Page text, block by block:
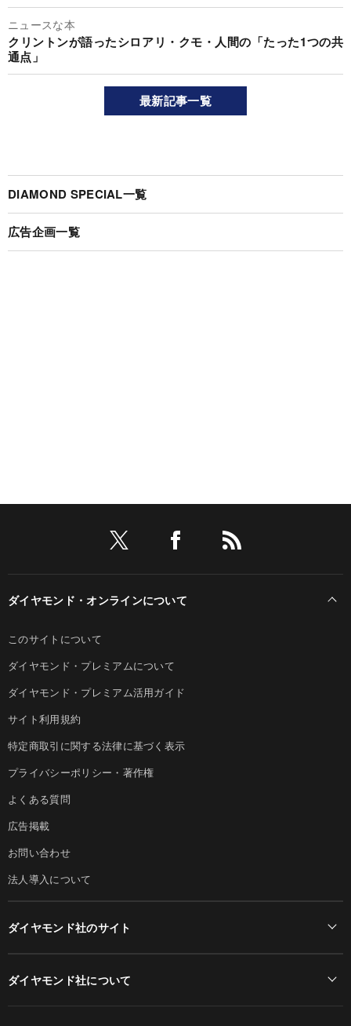
ニュースな本
クリントンが語ったシロアリ・クモ・人間の「たった1つの共
通点」
最新記事一覧
DIAMOND SPECIAL一覧
広告企画一覧
ダイヤモンド・オンラインについて
このサイトについて
ダイヤモンド・プレミアムについて
ダイヤモンド・プレミアム活用ガイド
サイト利用規約
特定商取引に関する法律に基づく表示
プライバシーポリシー・著作権
よくある質問
広告掲載
お問い合わせ
法人導入について
ダイヤモンド社のサイト
ダイヤモンド社について